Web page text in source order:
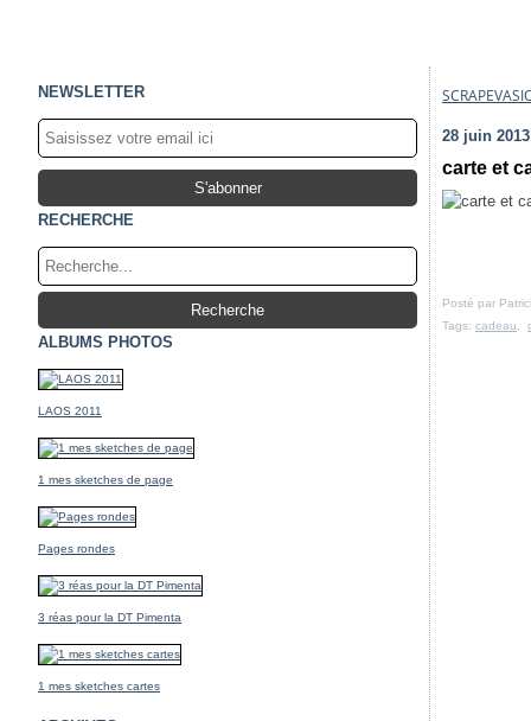
NEWSLETTER
RECHERCHE
ALBUMS PHOTOS
LAOS 2011
1 mes sketches de page
Pages rondes
3 réas pour la DT Pimenta
1 mes sketches cartes
28 juin 2013
carte et
Posté par
Tags: cadeau